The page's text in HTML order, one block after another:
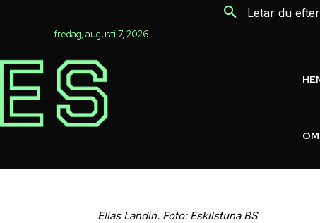
fredag, augusti 7, 2026
Letar du
Elias Landin. Foto: Eskilstuna BS